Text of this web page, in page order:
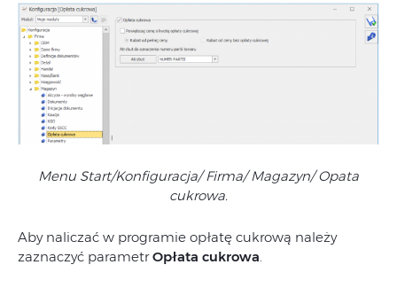
Menu Start/Konfiguracja/ Firma/ Magazyn/ Opata
cukrowa.
Aby naliczać w programie opłatę cukrową należy
zaznaczyć parametrOpłata cukrowa